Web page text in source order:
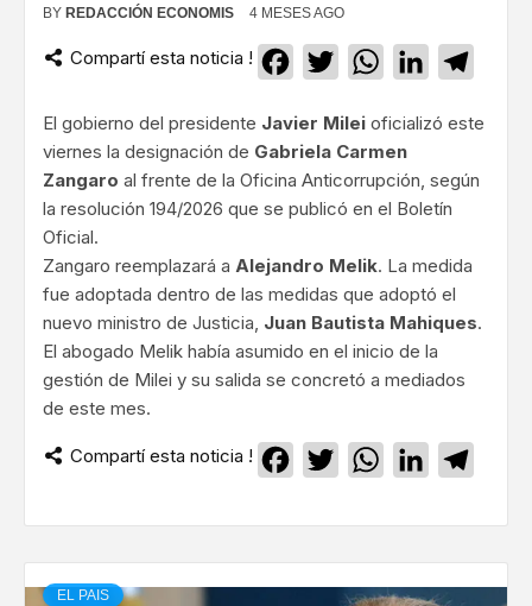
BY REDACCIÓN ECONOMIS 4 MESES AGO
Compartí esta noticia ! Facebook
TwitterWhatsApp
LinkedIn
El gobierno del presidente Javier Milei oficializó este
viernes la designación de Gabriela Carmen
Zangaro al frente de la Oficina Anticorrupción, según
la resolución 194/2026 que se publicó en el Boletín
Oficial.
Zangaro reemplazará a Alejandro Melik. La medida
fue adoptada dentro de las medidas que adoptó el
nuevo ministro de Justicia, Juan Bautista Mahiques.
El abogado Melik había asumido en el inicio de la
gestión de Milei y su salida se concretó a mediados
de este mes.
Compartí esta noticia ! Facebook
TwitterWhatsApp
LinkedIn
EL PAIS